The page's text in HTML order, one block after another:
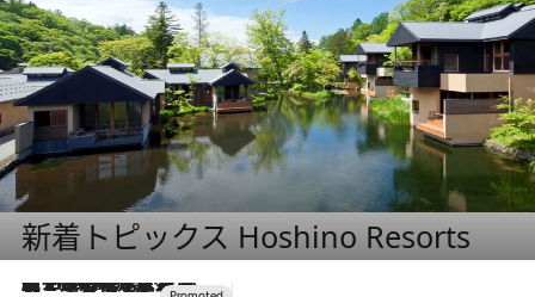
新着トピックス Hoshino Resorts
2026.8.7
【トンボの足水浴】ヒノキの香りに包まれて涼感マックス！約13℃の湧水かけ流しを避暑地「星野温泉 トンボの湯」で体験